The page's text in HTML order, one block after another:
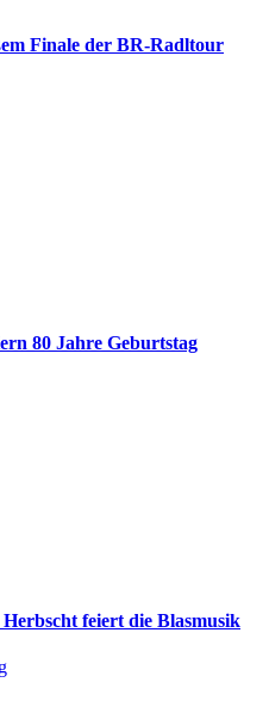
Finale der BR-Radltour
80 Jahre Geburtstag
feiert die Blasmusik